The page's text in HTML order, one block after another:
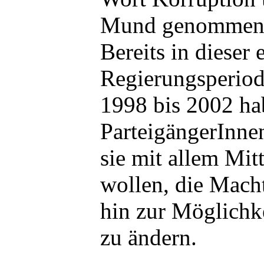
Mund
Bereits in dieser
1998 bis 2002
sie mit allem
wollen, die
hin zur
zu ändern.